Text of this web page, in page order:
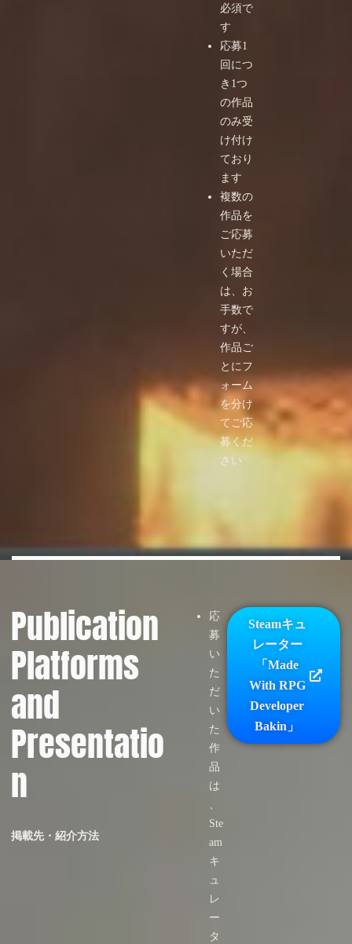
必須で
す
応募1
回につ
き1つ
の作品
のみ受
け付け
ており
ます
複数の
作品を
ご応募
いただ
く場合
は、お
手数で
すが、
作品ご
とにフ
ォーム
を分け
てご応
募くだ
さい
Publication
Platforms
and
Presentatio
n
掲載先・紹介方法
応
募
い
た
だ
い
た
作
品
は
、
Ste
am
キ
ュ
レ
ー
タ
Steamキュ
レーター
「Made
With RPG
Developer
Bakin」